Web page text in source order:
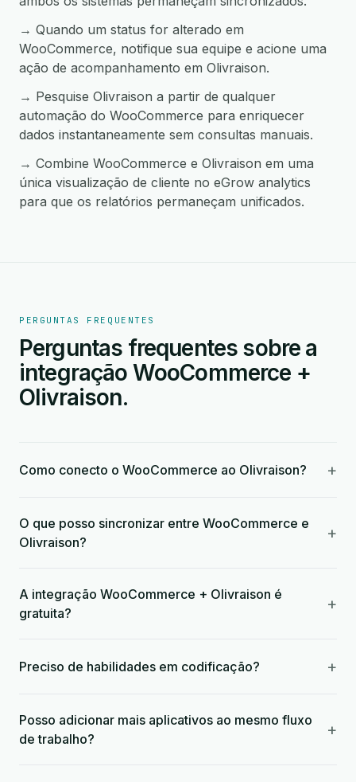
→ Quando um status for alterado em
WooCommerce, notifique sua equipe e acione uma
ação de acompanhamento em Olivraison.
→ Pesquise Olivraison a partir de qualquer
automação do WooCommerce para enriquecer
dados instantaneamente sem consultas manuais.
→ Combine WooCommerce e Olivraison em uma
única visualização de cliente no eGrow analytics
para que os relatórios permaneçam unificados.
PERGUNTAS FREQUENTES
Perguntas frequentes sobre a
integração WooCommerce +
Olivraison.
Como conecto o WooCommerce ao Olivraison? +
O que posso sincronizar entre WooCommerce e
Olivraison?
+
A integração WooCommerce + Olivraison é
gratuita?
+
Preciso de habilidades em codificação? +
Posso adicionar mais aplicativos ao mesmo fluxo
de trabalho?
+